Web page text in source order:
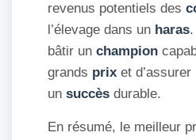
revenus potentiels des
l’élevage dans un haras
bâtir un champion
grands prix et d’assurer
un succès durable.
En résumé, le meilleur